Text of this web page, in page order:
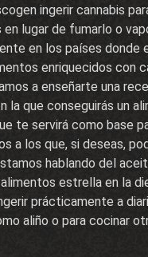
ingerir cannabis
en lugar de fumarlo o
en los países donde
enriquecidos con
a enseñarte una
la que conseguirás un
te servirá como base
a los que, si deseas,
hablando del
estrella en la
prácticamente a
aliño o para cocinar